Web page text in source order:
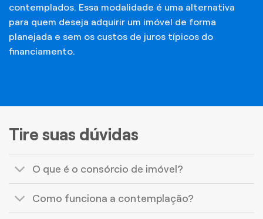
contemplados. Essa modalidade é uma alternativa
para quem deseja adquirir um imóvel de forma
planejada e sem os custos de juros típicos do
financiamento.
Tire suas dúvidas
O que é o consórcio de imóvel?
Como funciona a contemplação?